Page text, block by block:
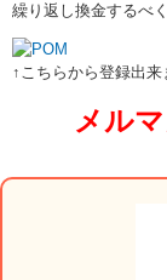
繰り返し換金するべ
↑こちらから登録出来
メル